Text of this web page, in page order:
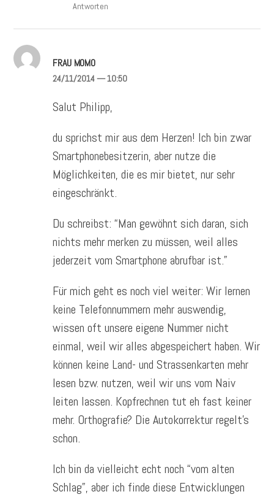
Antworten
FRAU MOMO
24/11/2014— 10:50
Salut Philipp,
du sprichst mir aus dem Herzen! Ich bin zwar
Smartphonebesitzerin, aber nutze die
Möglichkeiten, die es mir bietet, nur sehr
eingeschränkt.
Du schreibst: “Man gewöhnt sich daran, sich
nichts mehr merken zu müssen, weil alles
jederzeit vom Smartphone abrufbar ist.”
Für mich geht es noch viel weiter: Wir lernen
keine Telefonnummern mehr auswendig,
wissen oft unsere eigene Nummer nicht
einmal, weil wir alles abgespeichert haben. Wir
können keine Land- und Strassenkarten mehr
lesen bzw. nutzen, weil wir uns vom Naiv
leiten lassen. Kopfrechnen tut eh fast keiner
mehr. Orthografie? Die Autokorrektur regelt’s
schon.
Ich bin da vielleicht echt noch “vom alten
Schlag”, aber ich finde diese Entwicklungen